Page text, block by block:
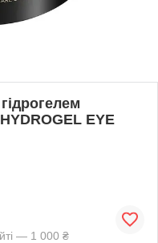
EYE
— 1 000 ₴